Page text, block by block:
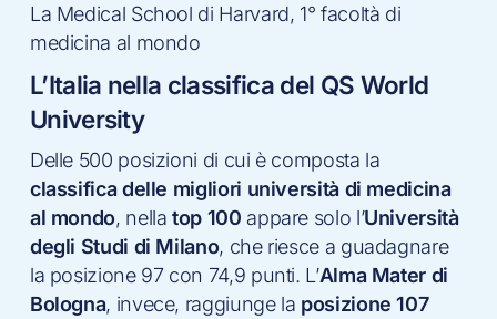
La Medical School di Harvard, 1° facoltà di
medicina al mondo
L’Italia nella classifica del QS World
University
Delle 500 posizioni di cui è composta la
classifica delle migliori università di medicina
al mondo, nellatop 100 appare solo l’Università
degli Studi di Milano, che riesce a guadagnare
la posizione 97 con 74,9 punti. L’Alma Mater di
Bologna, invece, raggiunge la posizione 107